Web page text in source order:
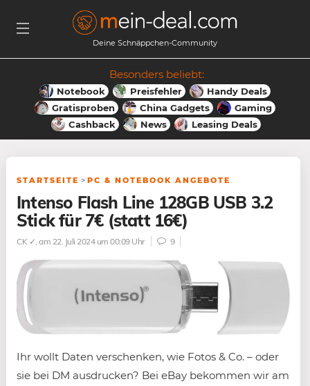
Deine Schnäppchen-Community
Besonders beliebt:
Notebook Preisfehler
Handy Deals
Gratisproben
China Gadgets
Gaming
Cashback
News Leasing Deals
STARTSEITE > PC & NOTEBOOK ANGEBOTE
Intenso Flash Line 128GB USB 3.2
Stick für 7€ (statt 16€)
CK ✓, am 22. Juli 2024 um 00:09 Uhr 9
Ihr wollt Daten verschenken, wie Fotos & Co. – oder
sie bei DM ausdrucken? Bei eBay bekommen wir am